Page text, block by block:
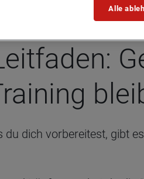
dich vorbereitest, gibt
Alle